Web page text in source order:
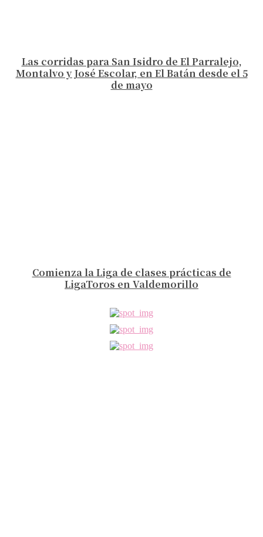
Las corridas para San Isidro de El Parralejo,
Montalvo y José Escolar, en El Batán desde el 5
de mayo
Comienza la Liga de clases prácticas de
LigaToros en Valdemorillo